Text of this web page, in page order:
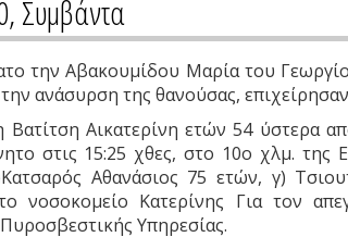
Συμβάντα
την Αβακουμίδου Μαρία του
ανάσυρση της θανούσας,
Αικατερίνη ετών 54 ύστερα
στις 15:25 χθες, στο 10ο χλμ. της
Αθανάσιος 75 ετών, γ)
νοσοκομείο Κατερίνης Για τον
Υπηρεσίας.